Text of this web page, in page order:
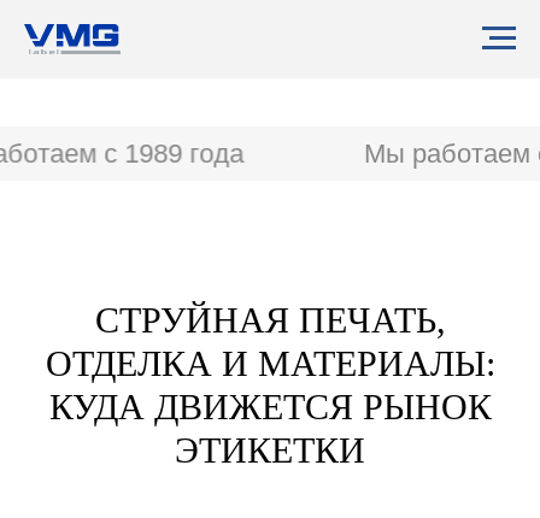
с 1989 года Мы работаем
СТРУЙНАЯ ПЕЧАТЬ,
ОТДЕЛКА И МАТЕРИАЛЫ:
КУДА ДВИЖЕТСЯ РЫНОК
ЭТИКЕТКИ